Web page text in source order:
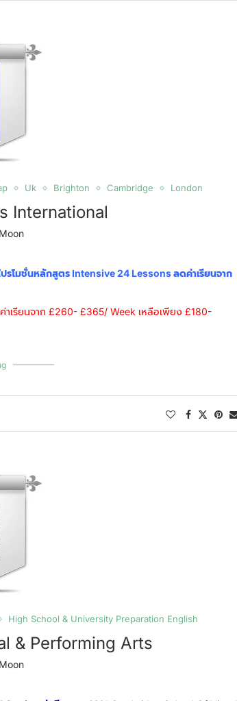
Uk Brighton Cambridge London
International
ปรโมชั่นหลักสูตร Intensive 24 Lessons ลดค่าเรียนจาก
เรียนจาก £260- £365/ Week เหลือเพียง £180-
High School & University Preparation English
& Performing Arts